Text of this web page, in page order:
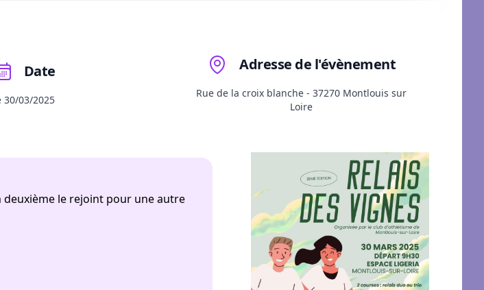
Date
30/03/2025
Adresse de l'évènement
Rue de la croix blanche - 37270 Montlouis sur
Loire
deuxième le rejoint pour une autre